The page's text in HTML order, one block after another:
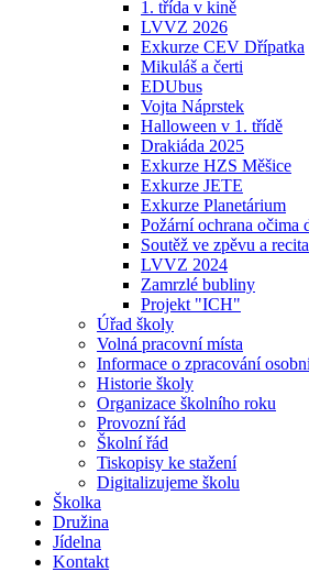
1. třída v kině
LVVZ 2026
Exkurze CEV Dřípatka
Mikuláš a čerti
EDUbus
Vojta Náprstek
Halloween v 1. třídě
Drakiáda 2025
Exkurze HZS Měšice
Exkurze JETE
Exkurze Planetárium
Požární ochrana očima
Soutěž ve zpěvu a
LVVZ 2024
Zamrzlé bubliny
Projekt "ICH"
Úřad školy
Volná pracovní místa
Informace o zpracování
Historie školy
Organizace školního roku
Provozní řád
Školní řád
Tiskopisy ke stažení
Digitalizujeme školu
Školka
Družina
Jídelna
Kontakt